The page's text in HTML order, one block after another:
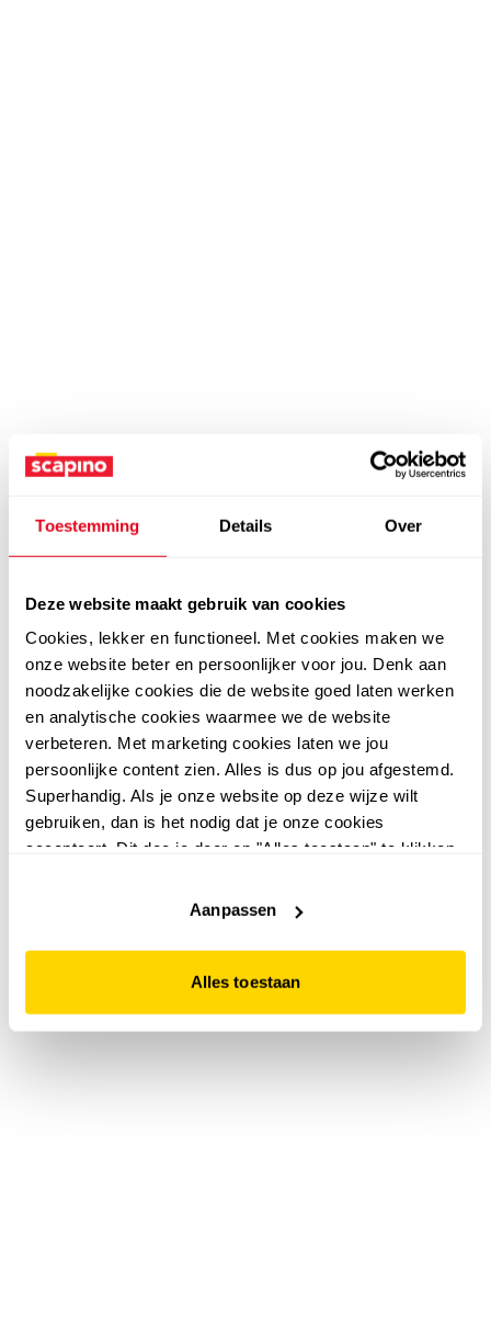
Toestemming Details Over
Deze website maakt gebruik van cookies
Cookies, lekker en functioneel. Met cookies maken we
onze website beter en persoonlijker voor jou. Denk aan
noodzakelijke cookies die de website goed laten werken
en analytische cookies waarmee we de website
verbeteren. Met marketing cookies laten we jou
persoonlijke content zien. Alles is dus op jou afgestemd.
Superhandig. Als je onze website op deze wijze wilt
gebruiken, dan is het nodig dat je onze cookies
accepteert. Dit doe je door op "Alles toestaan" te klikken.
website niet optimaal functioneert.
Aanpassen
Alles toestaan